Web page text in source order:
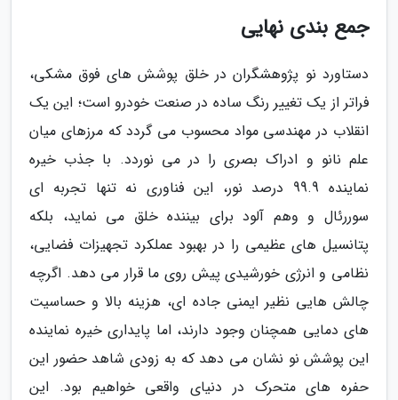
جمع بندی نهایی
دستاورد نو پژوهشگران در خلق پوشش های فوق مشکی،
فراتر از یک تغییر رنگ ساده در صنعت خودرو است؛ این یک
انقلاب در مهندسی مواد محسوب می گردد که مرزهای میان
علم نانو و ادراک بصری را در می نوردد. با جذب خیره
نماینده 99.9 درصد نور، این فناوری نه تنها تجربه ای
سوررئال و وهم آلود برای بیننده خلق می نماید، بلکه
پتانسیل های عظیمی را در بهبود عملکرد تجهیزات فضایی،
نظامی و انرژی خورشیدی پیش روی ما قرار می دهد. اگرچه
چالش هایی نظیر ایمنی جاده ای، هزینه بالا و حساسیت
های دمایی همچنان وجود دارند، اما پایداری خیره نماینده
این پوشش نو نشان می دهد که به زودی شاهد حضور این
حفره های متحرک در دنیای واقعی خواهیم بود. این